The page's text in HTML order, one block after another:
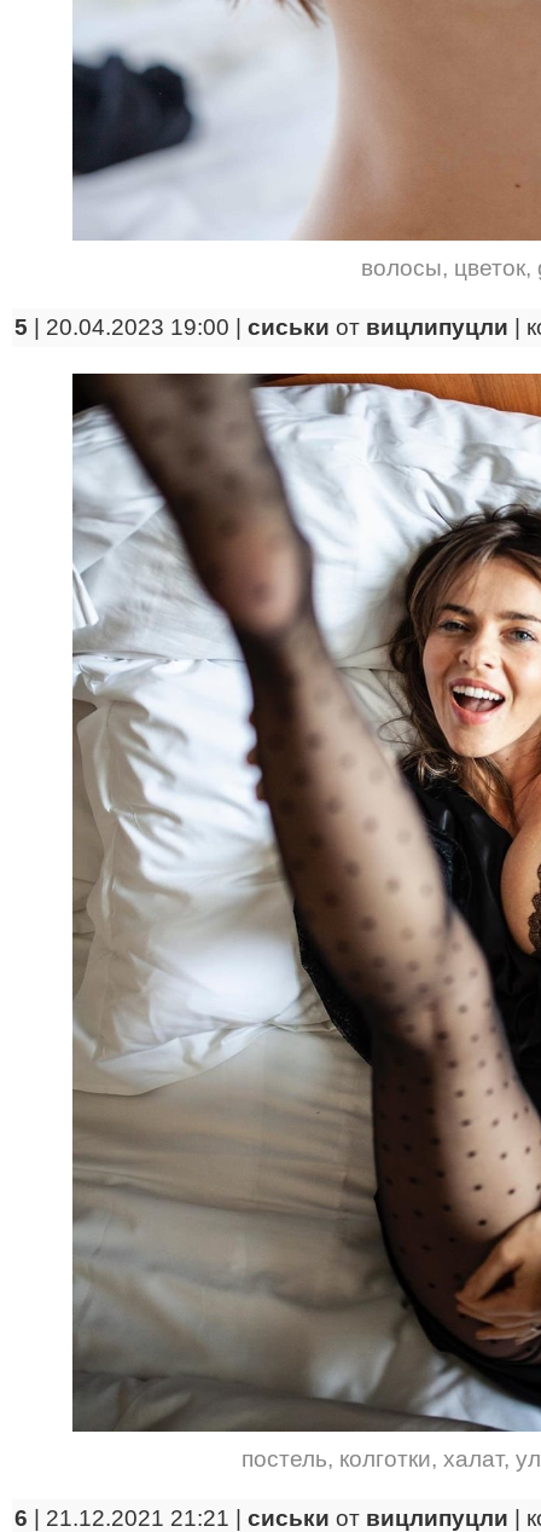
волосы, цветок,
5 | 20.04.2023 19:00 | сиськи от вицлипуцли
постель, колготки, халат,
6 | 21.12.2021 21:21 | сиськи от вицлипуцли